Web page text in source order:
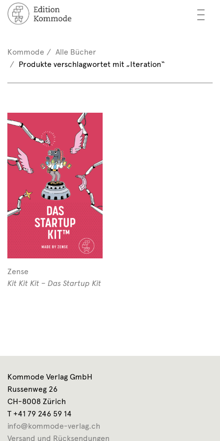
—
—
—
/ Registrieren
(0)
Kommode
Alle Bücher
Produkte verschlagwortet mit „Iteration“
Zense
Kit Kit Kit – Das Startup Kit
Kommode Verlag GmbH
Russenweg 26
CH-8008 Zürich
T +41 79 246 59 14
info@kommode-verlag.ch
Versand und Rücksendungen